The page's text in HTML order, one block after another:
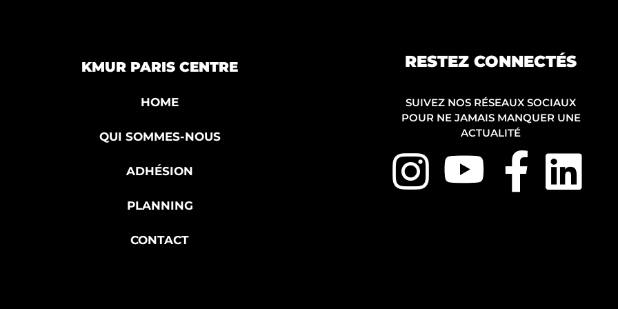
KMUR PARIS CENTRE
HOME
QUI SOMMES-NOUS
ADHÉSION
PLANNING
CONTACT
RESTEZ CONNECTÉS
SUIVEZ NOS RÉSEAUX SOCIAUX
POUR NE JAMAIS MANQUER UNE
ACTUALITÉ